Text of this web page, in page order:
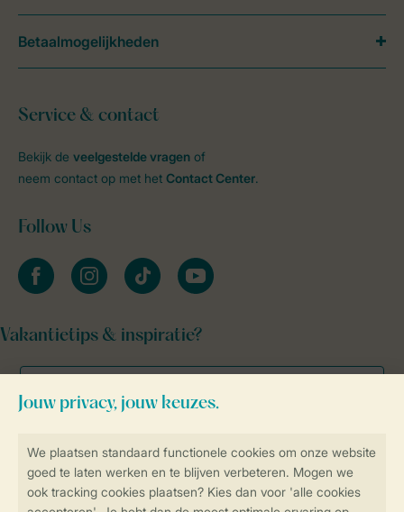
Veilig en snel online boeken
Service & contact
Bekijk de veelgestelde vragen of
neem contact op met het Contact Center.
Follow Us
facebookinstagramtiktok youtube
Vakantietips & inspiratie?
Betaalmogelijkheden